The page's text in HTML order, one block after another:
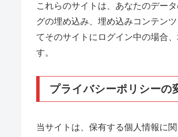
これらのサイトは、あなたのデー
グの埋め込み、埋め込みコンテン
てそのサイトにログイン中の場合
す。
プライバシーポリシーの
当サイトは、保有する個人情報に